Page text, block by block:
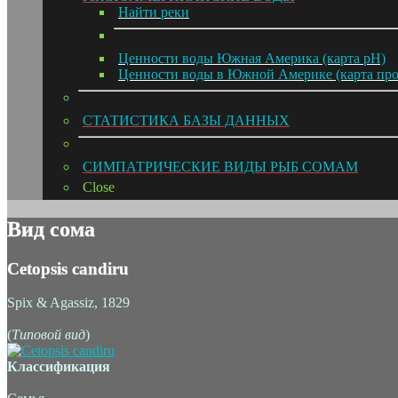
Hайти реки
Ценности воды Южная Америка (карта pH)
Ценности воды в Южной Америке (карта
СТАТИСТИКА БАЗЫ ДАННЫХ
СИМПАТРИЧЕСКИЕ ВИДЫ РЫБ СОМАМ
Close
Вид сома
Cetopsis candiru
Spix & Agassiz, 1829
(Типовой вид)
Классификация